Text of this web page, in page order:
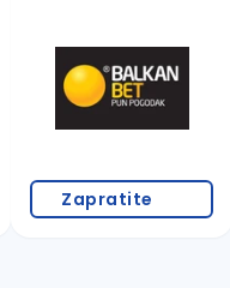
Zapratite